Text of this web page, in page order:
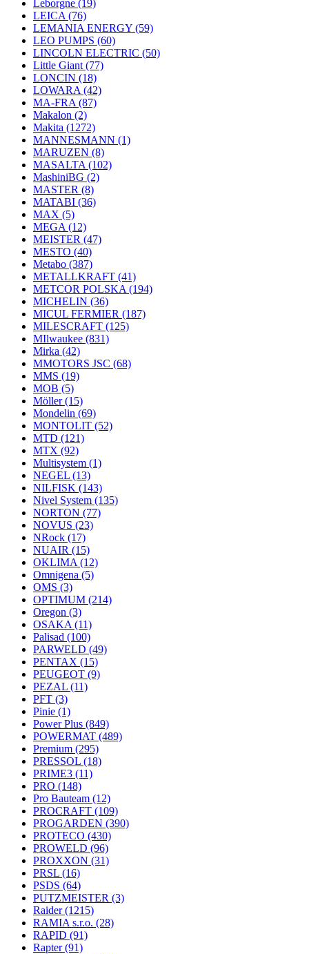
Leborgne (19)
LEICA (76)
LEMANIA ENERGY (59)
LEO PUMPS (60)
LINCOLN ELECTRIC (50)
Little Giant (77)
LONCIN (18)
LOWARA (42)
MA-FRA (87)
Makalon (2)
Makita (1272)
MANNESMANN (1)
MARUZEN (8)
MASALTA (102)
MashiniBG (2)
MASTER (8)
MATABI (36)
MAX (5)
MEGA (12)
MEISTER (47)
MESTO (40)
Metabo (387)
METALLKRAFT (41)
METCOR POLSKA (194)
MICHELIN (36)
MICUL FERMIER (187)
MILESCRAFT (125)
MIlwaukee (831)
Mirka (42)
MMOTORS JSC (68)
MMS (19)
MOB (5)
Möller(15)
Mondelin (69)
MONTOLIT (52)
MTD (121)
MTX (92)
Multisystem (1)
NEGEL (13)
NILFISK (143)
Nivel System (135)
NORTON (77)
NOVUS (23)
NRock (17)
NUAIR (15)
OKLIMA (12)
Omnigena (5)
OMS (3)
OPTIMUM (214)
Oregon (3)
OSAKA (11)
Palisad (100)
PARWELD (49)
PENTAX (15)
PEUGEOT (9)
PEZAL (11)
PFT (3)
Pinie (1)
Power Plus (849)
POWERMAT (489)
Premium (295)
PRESSOL (18)
PRIME3 (11)
PRO (148)
Pro Bauteam (12)
PROCRAFT (109)
PROGARDEN (390)
PROTECO (430)
PROWELD (96)
PROXXON (31)
PRSL (16)
PSDS (64)
PUTZMEISTER (3)
Raider(1215)
RAMIA s.r.o. (28)
RAPID (91)
Rapter(91)